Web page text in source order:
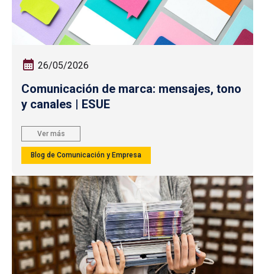
26/05/2026
Comunicación de marca: mensajes, tono
y canales | ESUE
Ver más
Blog de Comunicación y Empresa